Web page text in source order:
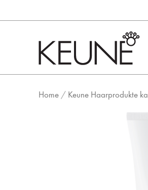
Home / Keune Haarprodukte